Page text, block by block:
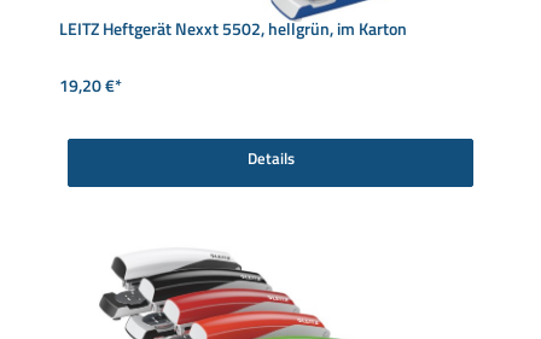
LEITZ Heftgerät Nexxt 5502, hellgrün, im Karton
19,20 €*
Details